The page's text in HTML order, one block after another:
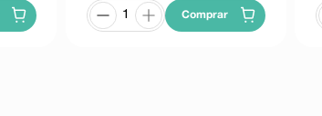
Comprar